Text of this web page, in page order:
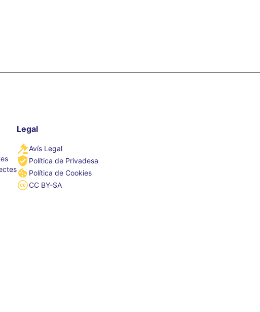
Legal
Avís Legal
Política de Privadesa
Política de Cookies
CC BY-SA